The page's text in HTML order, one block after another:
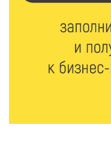
Открыт набор на
студентов
7 Авг 2026 15:37
Жителям Тверской